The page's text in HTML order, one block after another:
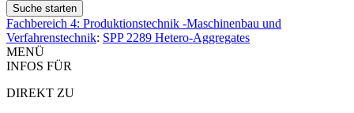
Fachbereich 4: Produktionstechnik -Maschinenbau und
Verfahrenstechnik: SPP 2289 Hetero-Aggregates
MENÜ
INFOS FÜR
DIREKT ZU